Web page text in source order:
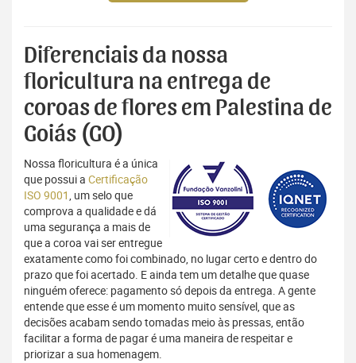
Diferenciais da nossa
floricultura na entrega de
coroas de flores em Palestina de
Goiás (GO)
Nossa floricultura é a única
que possui a Certificação
ISO 9001, um selo que
comprova a qualidade e dá
uma segurança a mais de
que a coroa vai ser entregue
exatamente como foi combinado, no lugar certo e dentro do
prazo que foi acertado. E ainda tem um detalhe que quase
ninguém oferece: pagamento só depois da entrega. A gente
entende que esse é um momento muito sensível, que as
decisões acabam sendo tomadas meio às pressas, então
facilitar a forma de pagar é uma maneira de respeitar e
priorizar a sua homenagem.